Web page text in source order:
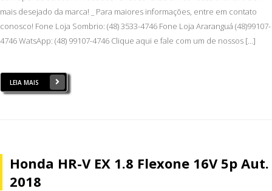
mais desejado da marca! _ Para maiores informações, entre em contato
conosco! Fone Loja Sombrio: (48) 3533-4746 Fone Loja Araranguá (48)99107-
4746 WatsApp: (48) 99107-4746 Clique aqui e fale com um de nossos […]
LEIA MAIS
Honda HR-V EX 1.8 Flexone 16V 5p Aut.
2018